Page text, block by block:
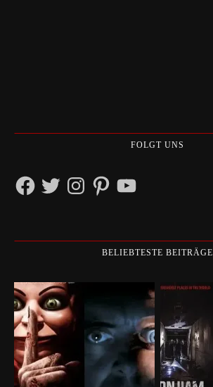
FOLGT UNS
FacebookTwitterInstagramPinterestYouTube
BELIEBTESTE BEITRÄGE